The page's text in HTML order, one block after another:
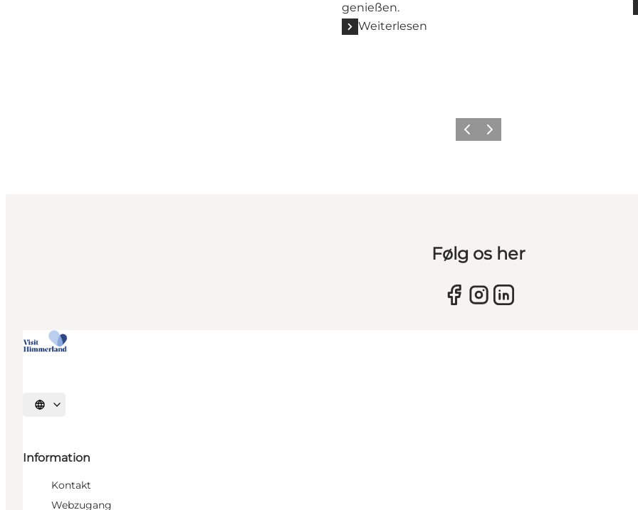
genießen.
Weiterlesen
Vorherige Folie
Nächste Folie
Følg os her
Sprache auswählen
Information
Kontakt
Webzugang